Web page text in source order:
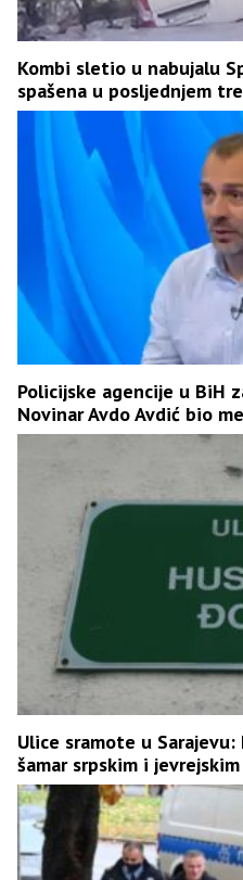
Kombi sletio u nabujalu
spašena u posljednjem
Policijske agencije u BiH
Novinar Avdo Avdić bio
Ulice sramote u Sarajevu:
šamar srpskim i